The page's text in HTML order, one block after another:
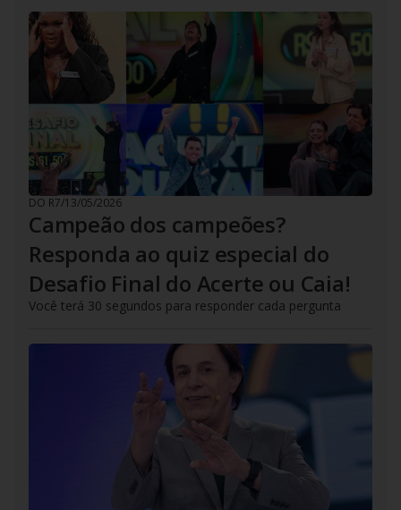
DO R7/13/05/2026
Campeão dos campeões?
Responda ao quiz especial do
Desafio Final do Acerte ou Caia!
Você terá 30 segundos para responder cada pergunta